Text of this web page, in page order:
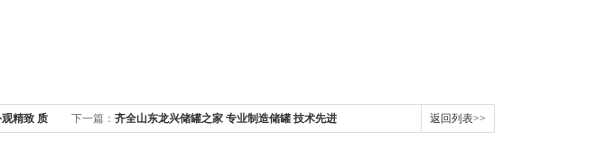
精致 质 下一篇： 齐全山东龙兴储罐之家 专业制造储罐 技术先进 返回列表>>